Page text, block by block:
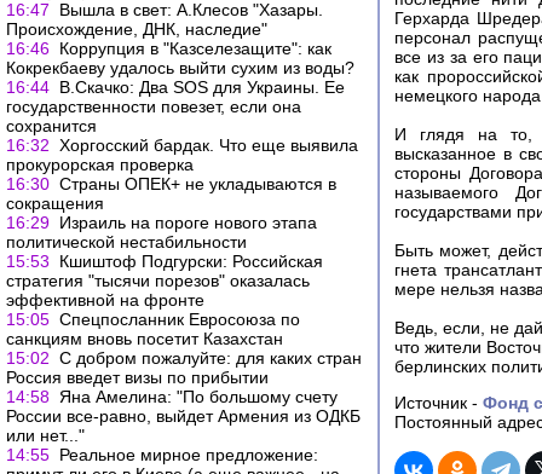
16:47
Вышла в свет: А.Клесов "Хазары.
Происхождение, ДНК, наследие"
16:46 Коррупция в "Казселезащите": как
Кокрекбаеву удалось выйти сухим из воды?
16:44 В.Скачко: Два SOS для Украины. Ее
государственности повезет, если она
сохранится
16:32 Хоргосский бардак. Что еще выявила
прокурорская проверка
16:30 Страны ОПЕК+ не укладываются в
сокращения
16:29 Израиль на пороге нового этапа
политической нестабильности
15:53
Кшиштоф Подгурски: Российская
стратегия "тысячи порезов" оказалась
эффективной на фронте
15:05 Спецпосланник Евросоюза по
санкциям вновь посетит Казахстан
15:02 С добром пожалуйте: для каких стран
Россия введет визы по прибытии
14:58 Яна Амелина: "По большому счету
России все-равно, выйдет Армения из ОДКБ
или нет..."
14:55 Реальное мирное предложение:
Герхарда
персонал
все из за его
как
немецкого
И глядя на то,
высказанное в
стороны
называемого
государствами
Быть может,
гнета
мере нельзя
Ведь, если, не
что жители
берлинских
Источник - Фонд
Постоянный